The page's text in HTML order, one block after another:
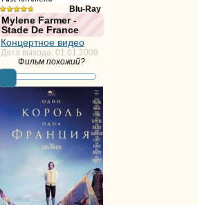
Blu-Ray
из 10,
голосов:47
Mylene Farmer -
Stade De France
Концертное видео
Дата выхода: 01.01.2009
Фильм похожий?